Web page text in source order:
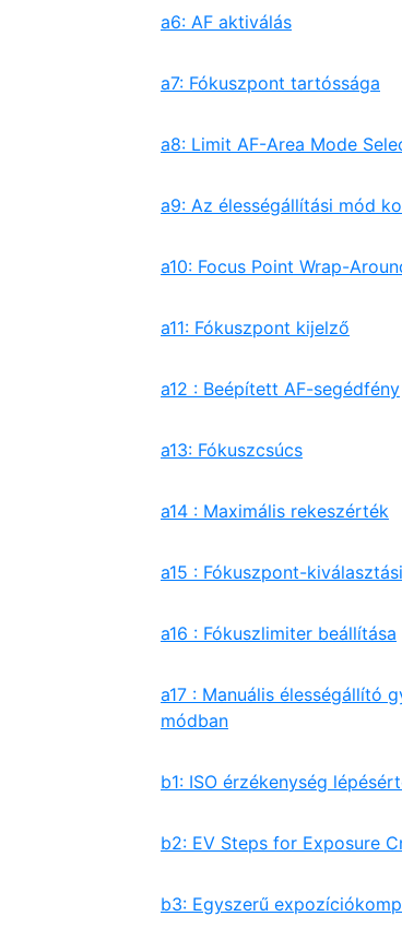
a6: AF aktiválás
a7: Fókuszpont tartóssága
a8: Limit AF-Area Mode
a9: Az élességállítási mód
a10: Focus Point Wrap-
a11: Fókuszpont kijelző
a12 : Beépített AF-segédfény
a13: Fókuszcsúcs
a14 : Maximális rekeszérték
a15 : Fókuszpont-
a16 : Fókuszlimiter beállítása
a17 : Manuális élességállító
módban
b1: ISO érzékenység
b2: EV Steps for Exposure
b3: Egyszerű